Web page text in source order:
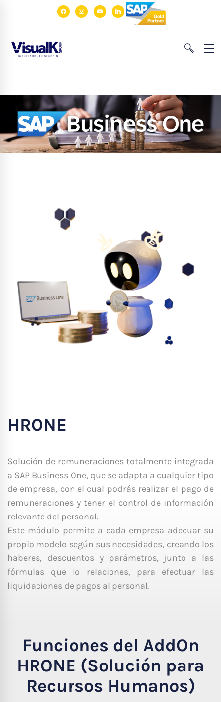
facebookinstagram
youtubelinkedin
HRONE
Solución de remuneraciones totalmente integrada
a SAP Business One, que se adapta a cualquier tipo
de empresa, con el cual podrás realizar el pago de
remuneraciones y tener el control de información
relevante del personal.
Este módulo permite a cada empresa adecuar su
propio modelo según sus necesidades, creando los
haberes, descuentos y parámetros, junto a las
fórmulas que lo relaciones, para efectuar las
liquidaciones de pagos al personal.
Funciones del AddOn
HRONE (Solución para
Recursos Humanos)